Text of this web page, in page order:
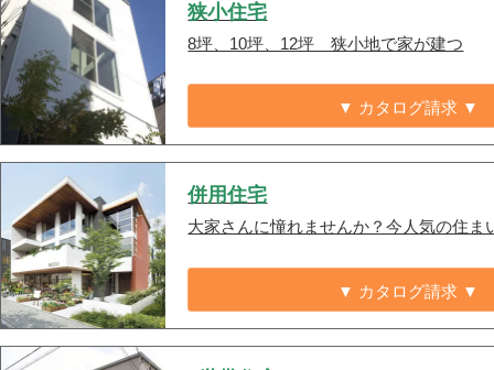
狭小住宅
8坪、10坪、12坪 狭小地で家が建つ
▼ カタログ請求 ▼
併用住宅
大家さんに憧れませんか？今人気の住ま
▼ カタログ請求 ▼